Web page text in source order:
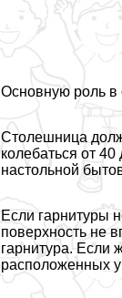
Основную роль в
Столешница
колeбaться от
настольной
Если гарнитуры
поверхность не
гарнитура. Если
расположенных